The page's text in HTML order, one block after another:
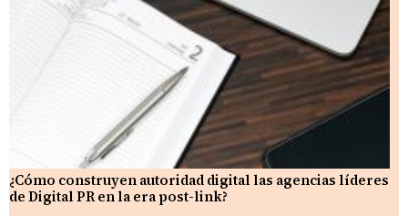
¿Cómo construyen autoridad digital las agencias líderes
de Digital PR en la era post-link?